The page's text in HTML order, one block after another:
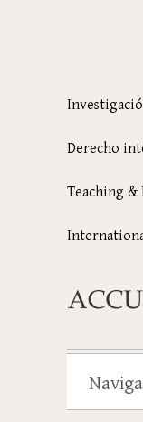
Derecho
Teaching &